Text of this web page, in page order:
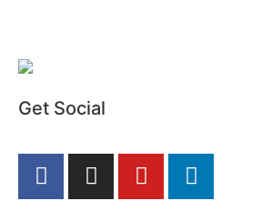
Get Social